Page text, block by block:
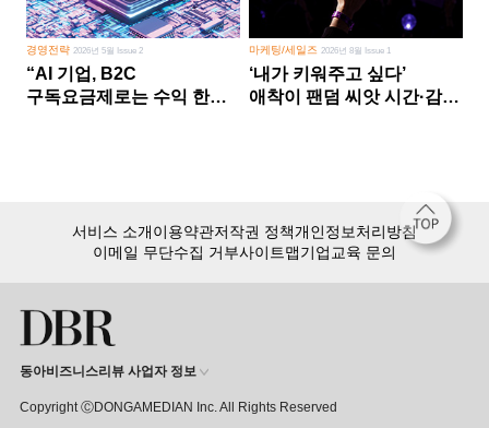
경영전략2026년 5월 Issue 2
“AI 기업, B2C
구독요금제로는 수익 한계
마케팅/세일즈 2026년 8월 Issue 1
‘내가 키워주고 싶다’
애착이 팬덤 씨앗 시간·감정
서비스 소개이용약관저작권 정책개인정보처리방침
이메일 무단수집 거부사이트맵기업교육 문의
동아비즈니스리뷰 사업자 정보
Copyright ⒸDONGAMEDIAN Inc. All Rights Reserved